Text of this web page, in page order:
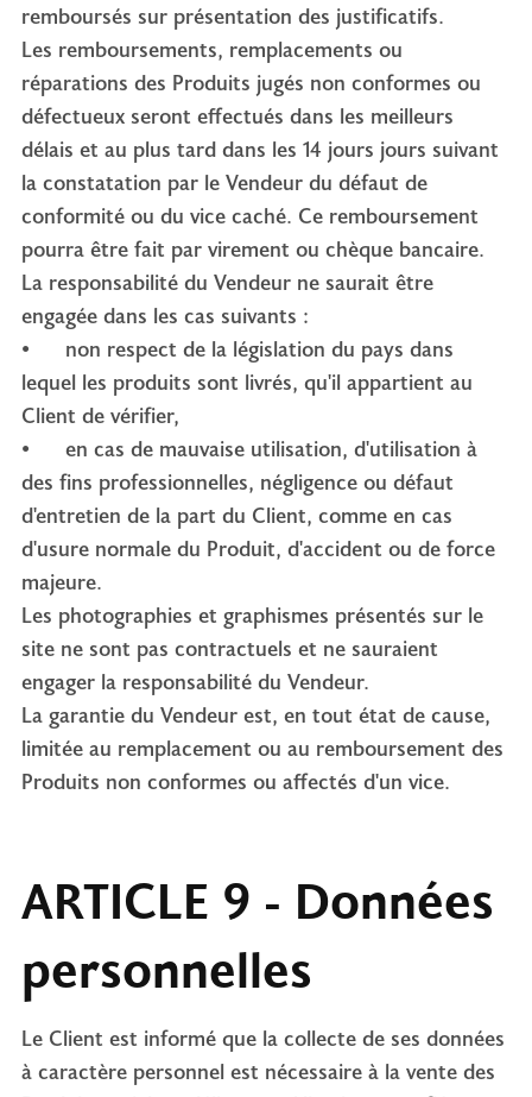
remboursés sur présentation des justificatifs.
Les remboursements, remplacements ou
réparations des Produits jugés non conformes ou
défectueux seront effectués dans les meilleurs
délais et au plus tard dans les 14 jours jours suivant
la constatation par le Vendeur du défaut de
conformité ou du vice caché. Ce remboursement
pourra être fait par virement ou chèque bancaire.
La responsabilité du Vendeur ne saurait être
engagée dans les cas suivants :
• non respect de la législation du pays dans
lequel les produits sont livrés, qu'il appartient au
Client de vérifier,
• en cas de mauvaise utilisation, d'utilisation à
des fins professionnelles, négligence ou défaut
d'entretien de la part du Client, comme en cas
d'usure normale du Produit, d'accident ou de force
majeure.
Les photographies et graphismes présentés sur le
site ne sont pas contractuels et ne sauraient
engager la responsabilité du Vendeur.
La garantie du Vendeur est, en tout état de cause,
limitée au remplacement ou au remboursement des
Produits non conformes ou affectés d'un vice.
ARTICLE 9 - Données
personnelles
Le Client est informé que la collecte de ses données
à caractère personnel est nécessaire à la vente des